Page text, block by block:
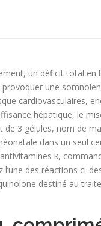
un déficit total
une
cardiovasculaires,
hépatique, le
3 gélules, nom de
dans un seul
k,
des réactions ci-
destiné au